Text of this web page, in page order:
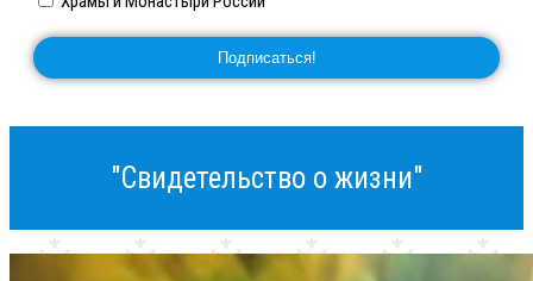
"Свидетельство о жизни"